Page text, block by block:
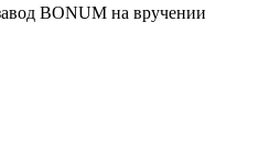
BONUM на вручении